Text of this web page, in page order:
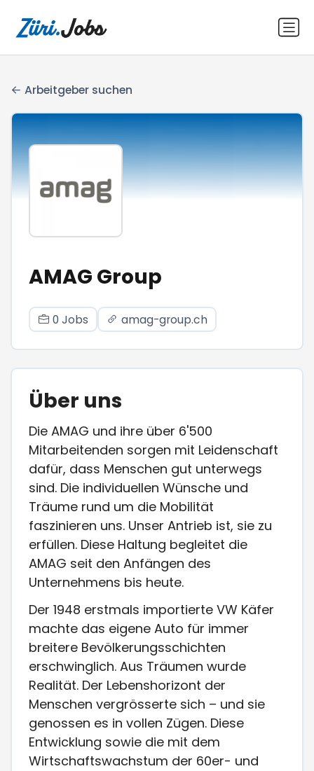
Arbeitgeber suchen
AMAG Group
0 Jobs amag-group.ch
Über uns
Die AMAG und ihre über 6'500
Mitarbeitenden sorgen mit Leidenschaft
dafür, dass Menschen gut unterwegs
sind. Die individuellen Wünsche und
Träume rund um die Mobilität
faszinieren uns. Unser Antrieb ist, sie zu
erfüllen. Diese Haltung begleitet die
AMAG seit den Anfängen des
Unternehmens bis heute.
Der 1948 erstmals importierte VW Käfer
machte das eigene Auto für immer
breitere Bevölkerungsschichten
erschwinglich. Aus Träumen wurde
Realität. Der Lebenshorizont der
Menschen vergrösserte sich – und sie
genossen es in vollen Zügen. Diese
Entwicklung sowie die mit dem
Wirtschaftswachstum der 60er- und